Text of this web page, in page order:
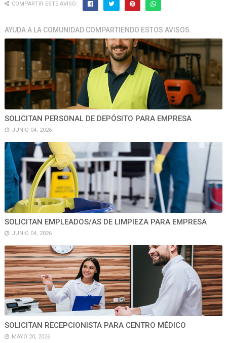
COMPARTIR ESTE AVISO:
AYUDA A LA COMUNIDAD COMPARTIENDO ESTOS AVISOS.
SOLICITAN PERSONAL DE DEPÓSITO PARA EMPRESA
JUNIO 04, 2026
SOLICITAN EMPLEADOS/AS DE LIMPIEZA PARA EMPRESA
JUNIO 04, 2026
SOLICITAN RECEPCIONISTA PARA CENTRO MÉDICO
MAYO 20, 2026